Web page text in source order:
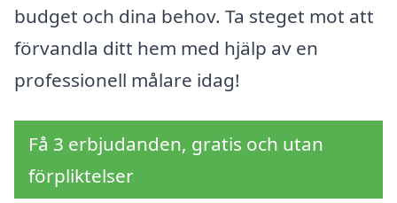
budget och dina behov. Ta steget mot att
förvandla ditt hem med hjälp av en
professionell målare idag!
Få 3 erbjudanden, gratis och utan
förpliktelser